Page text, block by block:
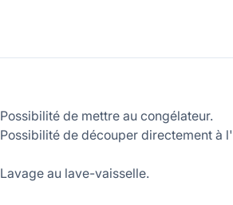
Possibilité de mettre au congélateur.
Possibilité de découper directement à
Lavage au lave-vaisselle.